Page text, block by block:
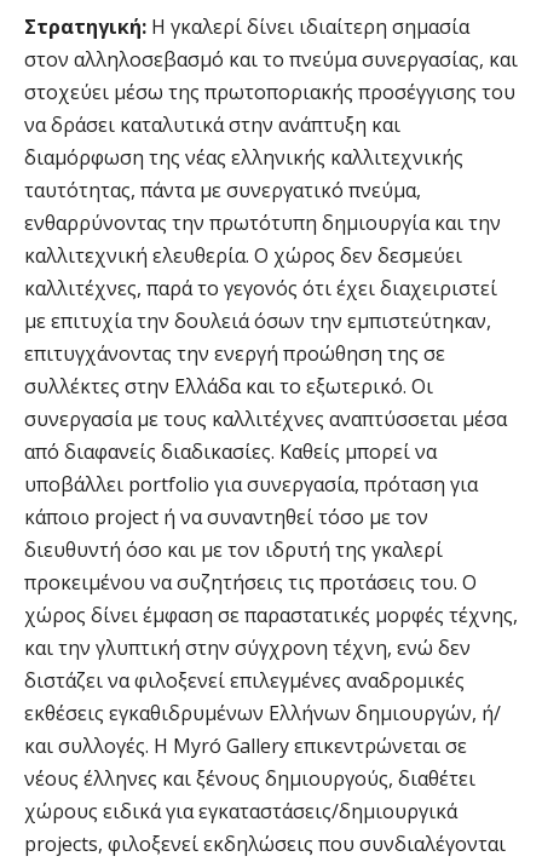
Στρατηγική: Η γκαλερί δίνει ιδιαίτερη σημασία
στον αλληλοσεβασμό και το πνεύμα συνεργασίας, και
στοχεύει μέσω της πρωτοποριακής προσέγγισης του
να δράσει καταλυτικά στην ανάπτυξη και
διαμόρφωση της νέας ελληνικής καλλιτεχνικής
ταυτότητας, πάντα με συνεργατικό πνεύμα,
ενθαρρύνοντας την πρωτότυπη δημιουργία και την
καλλιτεχνική ελευθερία. Ο χώρος δεν δεσμεύει
καλλιτέχνες, παρά το γεγονός ότι έχει διαχειριστεί
με επιτυχία την δουλειά όσων την εμπιστεύτηκαν,
επιτυγχάνοντας την ενεργή προώθηση της σε
συλλέκτες στην Ελλάδα και το εξωτερικό. Οι
συνεργασία με τους καλλιτέχνες αναπτύσσεται μέσα
από διαφανείς διαδικασίες. Καθείς μπορεί να
υποβάλλει portfolio για συνεργασία, πρόταση για
κάποιο project ή να συναντηθεί τόσο με τον
διευθυντή όσο και με τον ιδρυτή της γκαλερί
προκειμένου να συζητήσεις τις προτάσεις του. Ο
χώρος δίνει έμφαση σε παραστατικές μορφές τέχνης,
και την γλυπτική στην σύγχρονη τέχνη, ενώ δεν
διστάζει να φιλοξενεί επιλεγμένες αναδρομικές
εκθέσεις εγκαθιδρυμένων Ελλήνων δημιουργών, ή/
και συλλογές. Η Myró Gallery επικεντρώνεται σε
νέους έλληνες και ξένους δημιουργούς, διαθέτει
χώρους ειδικά για εγκαταστάσεις/δημιουργικά
projects, φιλοξενεί εκδηλώσεις που συνδιαλέγονται